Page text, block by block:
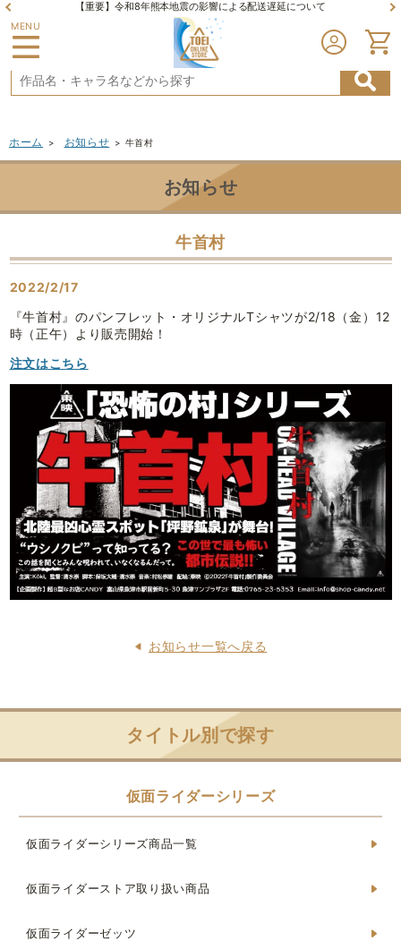
【重要】令和8年熊本地震の影響による配送遅延について
MENU
ホーム > お知らせ > 牛首村
お知らせ
牛首村
2022/2/17
『牛首村』のパンフレット・オリジナルTシャツが2/18（金）12
時（正午）より販売開始！
注文はこちら
お知らせ一覧へ戻る
タイトル別で探す
仮面ライダーシリーズ
仮面ライダーシリーズ商品一覧
仮面ライダーストア取り扱い商品
仮面ライダーゼッツ